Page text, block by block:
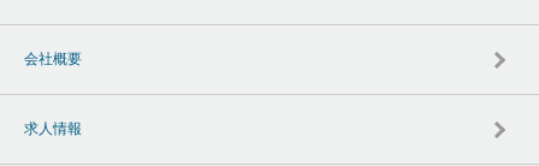
会社概要
求人情報